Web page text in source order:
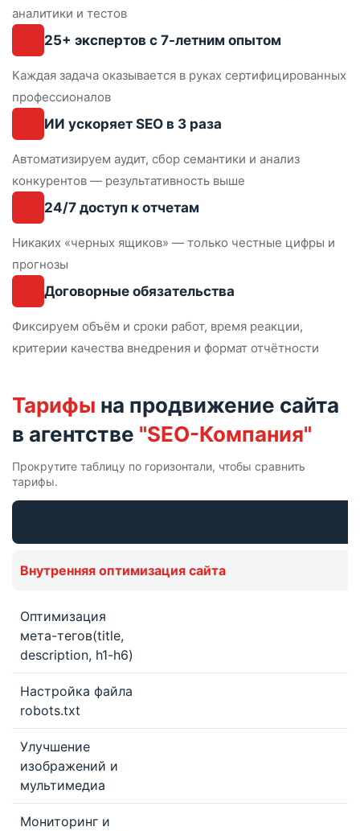
аналитики и тестов
25+ экспертов с 7-летним опытом
Каждая задача оказывается в руках сертифицированных
профессионалов
ИИ ускоряет SEO в 3 раза
Автоматизируем аудит, сбор семантики и анализ
конкурентов — результативность выше
24/7 доступ к отчетам
Никаких «черных ящиков» — только честные цифры и
прогнозы
Договорные обязательства
Фиксируем объём и сроки работ, время реакции,
критерии качества внедрения и формат отчётности
Тарифы на продвижение сайта
в агентстве "SEO-Компания"
Прокрутите таблицу по горизонтали, чтобы сравнить
тарифы.
Внутренняя оптимизация сайта
Оптимизация
мета-тегов(title,
description, h1-h6)
Настройка файла
robots.txt
Улучшение
изображений и
мультимедиа
Мониторинг и